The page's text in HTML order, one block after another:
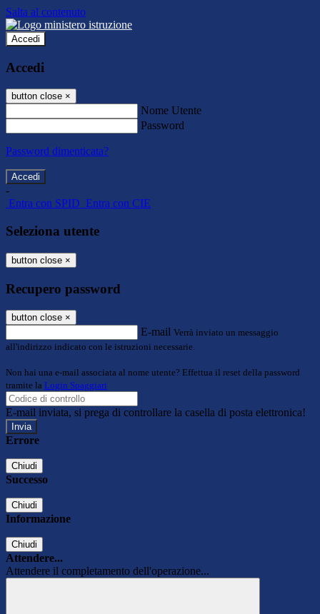
Salta al contenuto
Accedi
Accedi
button close ×
Nome Utente
Password
Password dimenticata?
-
Entra con SPID Entra con CIE
Seleziona utente
button close ×
Recupero password
button close ×
E-mail Verrà inviato un messaggio
all'indirizzo indicato con le istruzioni necessarie.
Non hai una e-mail associata al nome utente? Effettua il reset della password
tramite la Login Spaggiari
E-mail inviata, si prega di controllare la casella di posta elettronica!
Errore
Chiudi
Successo
Chiudi
Informazione
Chiudi
Attendere...
Attendere il completamento dell'operazione...